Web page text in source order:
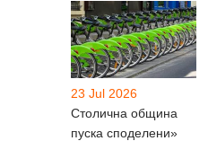
23 Jul 2026
Столична община
пуска споделени»